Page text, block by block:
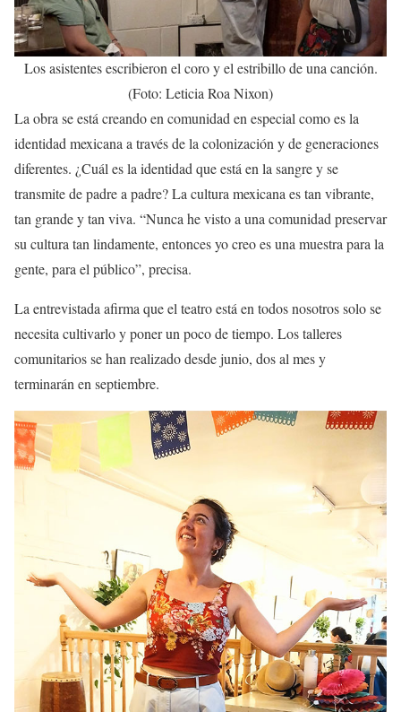
Los asistentes escribieron el coro y el estribillo de una canción.
(Foto: Leticia Roa Nixon)
La obra se está creando en comunidad en especial como es la
identidad mexicana a través de la colonización y de generaciones
diferentes. ¿Cuál es la identidad que está en la sangre y se
transmite de padre a padre? La cultura mexicana es tan vibrante,
tan grande y tan viva. “Nunca he visto a una comunidad preservar
su cultura tan lindamente, entonces yo creo es una muestra para la
gente, para el público”, precisa.
La entrevistada afirma que el teatro está en todos nosotros solo se
necesita cultivarlo y poner un poco de tiempo. Los talleres
comunitarios se han realizado desde junio, dos al mes y
terminarán en septiembre.